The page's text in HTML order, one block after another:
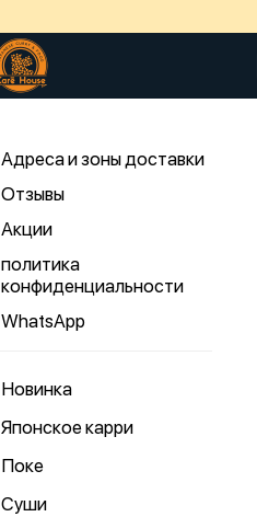
Адреса и зоны доставки
Отзывы
Акции
политика
конфиденциальности
WhatsApp
Новинка
Японское карри
Поке
Суши